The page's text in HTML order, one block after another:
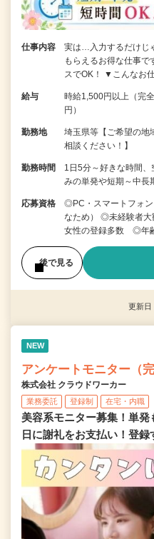
仕事内容
実は…入力するだけじ
もらえるお得な仕事で
スでOK！ ▼こんなお
給与
時給1,500円以上（完
円）
勤務地
埼玉県等【ご希望の
相談ください！】
勤務時間
1日5分～好きな時間
みの単発や短期～中
応募資格
◎PC・スマートフォ
なため） ◎未経験者
女性の登録多数 ◎年
後で見る
更新
NEW
アンケートモニター（完
株式会社 クラウドワーカー
業務委託 登録制 在宅・内職
美容系モニター募集！単
日に謝礼をお支払い！登録